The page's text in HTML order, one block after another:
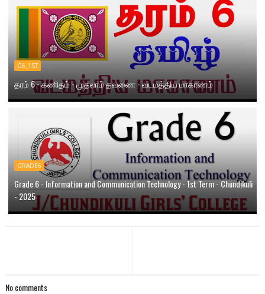
G6_1ST
தரம் 6 - கணிதம் - முதலாம் தவணை - வடமத்திய மாகாணம்
GRADE6
Grade 6 - Information and Communication Technology - 1st Term - Chundikuli
- 2025
No comments